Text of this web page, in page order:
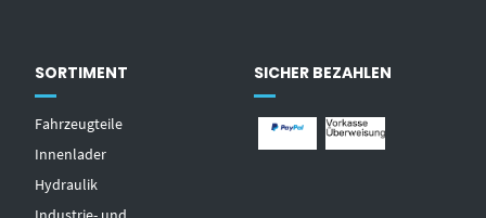
SORTIMENT
Fahrzeugteile
Innenlader
Hydraulik
SICHER BEZAHLEN